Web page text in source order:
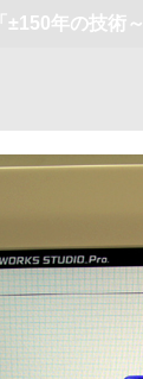
±150年の技術